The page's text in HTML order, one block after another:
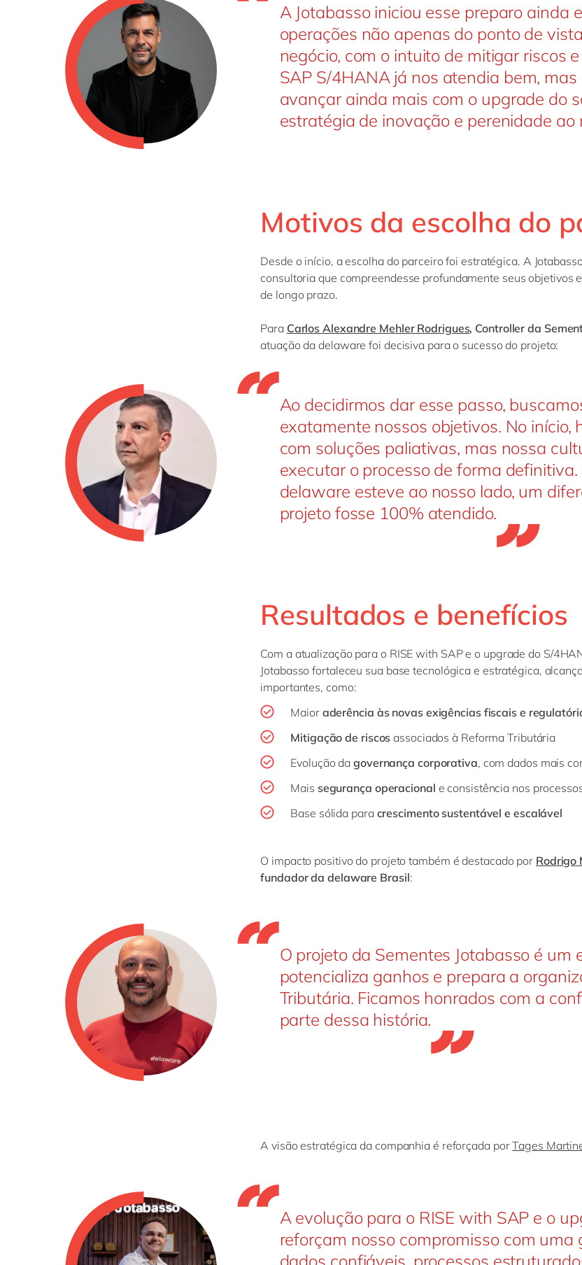
A Jotabasso iniciou esse preparo ainda
operações não apenas do ponto de
negócio, com o intuito de mitigar riscos
SAP S/4HANA já nos atendia bem,
avançar ainda mais com o upgrade do
estratégia de inovação e perenidade ao
Motivos da escolha do
Desde o início, a escolha do parceiro foi estratégica. A
consultoria que compreendesse profundamente seus objetivos
de longo prazo.
Para Carlos Alexandre Mehler Rodrigues, Controller da
atuação da delaware foi decisiva para o sucesso do projeto:
Ao decidirmos dar esse passo,
exatamente nossos objetivos. No início,
com soluções paliativas, mas nossa
executar o processo de forma
delaware esteve ao nosso lado, um
projeto fosse 100% atendido.
Resultados e benefícios
Com a atualização para o RISE with SAP e o upgrade do S/
Jotabasso fortaleceu sua base tecnológica e estratégica,
importantes, como:
Maior aderência às novas exigências fiscais e
Mitigação de riscos associados à Reforma Tributária
Evolução dagovernança corporativa, com dados mais
Mais segurança operacional e consistência nos
Base sólida para crescimento sustentável e escalável
O impacto positivo do projeto também é destacado por Rodrigo
fundador da delaware Brasil:
O projeto da Sementes Jotabasso é um
potencializa ganhos e prepara a
Tributária. Ficamos honrados com a
parte dessa história.
A visão estratégica da companhia é reforçada porTages
A evolução para o RISE with SAP e o
reforçam nosso compromisso com
dados confiáveis, processos